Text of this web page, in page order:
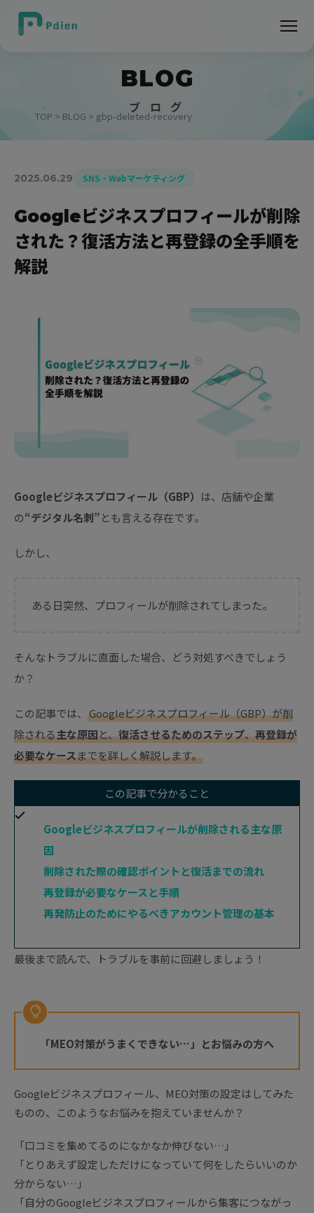
BLOG
ブ ロ グ
TOP > BLOG > gbp-deleted-recovery
2025.06.29 SNS・Webマーケティング
Googleビジネスプロフィールが削除
された？復活方法と再登録の全手順を
解説
Googleビジネスプロフィール（GBP） は、店舗や企業
の“デジタル名刺”とも言える存在です。
しかし、
ある日突然、プロフィールが削除されてしまった。
そんなトラブルに直面した場合、どう対処すべきでしょう
か？
この記事では、 Googleビジネスプロフィール（GBP）が削
除される主な原因と、復活させるためのステップ、再登録が
必要なケースまでを詳しく解説します。
この記事で分かること
Googleビジネスプロフィールが削除される主な原
因
削除された際の確認ポイントと復活までの流れ
再登録が必要なケースと手順
再発防止のためにやるべきアカウント管理の基本
最後まで読んで、トラブルを事前に回避しましょう！
「MEO対策がうまくできない…」とお悩みの方へ
Googleビジネスプロフィール、MEO対策の設定はしてみた
ものの、このようなお悩みを抱えていませんか？
「口コミを集めてるのになかなか伸びない…」
「とりあえず設定しただけになっていて何をしたらいいのか
分からない…」
「自分のGoogleビジネスプロフィールから集客につながっ